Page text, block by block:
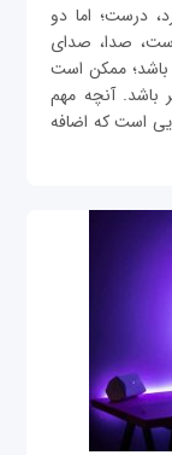
اما دو
صدا، صدای
ممکن است
آنچه مهم
است که اضافه